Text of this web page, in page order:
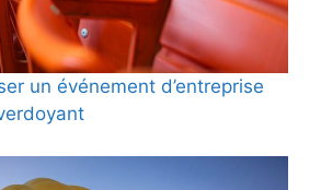
un événement d’entreprise